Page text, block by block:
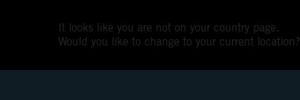
It looks like you are not on your country page.
Would you like to change to your current location?